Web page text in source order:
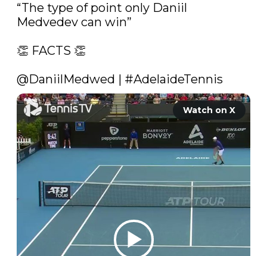
“The type of point only Daniil
Medvedev can win”
👏 FACTS 👏
@DaniilMedwed | #AdelaideTennis
Watch on X